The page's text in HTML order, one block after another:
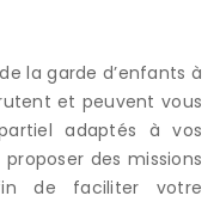
la garde d’enfants à
et peuvent vous
adaptés à vos
des missions
de faciliter votre